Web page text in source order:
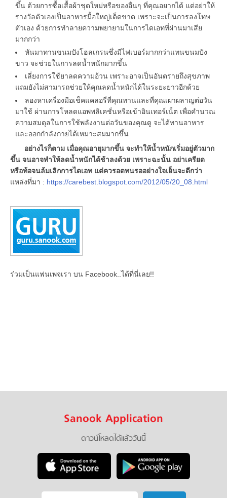
ขึ้น ด้วยการซื้อเสื้อผ้าชุดใหม่หรือของอื่นๆ ที่คุณอยากได้ แต่อย่าให้
รางวัลตัวเองเป็นอาหารมื้อใหญ่เด็ดขาด เพราะจะเป็นการลงโทษ
ตัวเอง ด้วยการทำลายความพยายามในการไดเอทที่ผ่านมาเสีย
มากกว่า
หันมาทานขนมปังโฮลเกรนซึ่งมีไฟเบอร์มากกว่าแทนขนมปัง
ขาว จะช่วยในการลดน้ำหนักมากขึ้น
เลี่ยงการใช้ยาลดความอ้วน เพราะอาจเป็นอันตรายถึงสุขภาพ
แถมยังไม่สามารถช่วยให้คุณลดน้ำหนักได้ในระยะยาวอีกด้วย
ลองหาเครื่องมือเช็คแคลอรี่ที่คุณทานและที่คุณเผาผลาญต่อวัน
มาใช้ ผ่านการโหลดแอพพลิเคชั่นหรือเข้าอินเทอร์เน็ต เพื่อคำนวณ
ความสมดุลในการใช้พลังงานต่อวันของคุณดู จะได้ทานอาหาร
และออกกำลังกายได้เหมาะสมมากขึ้น
อย่างไรก็ตาม เมื่อคุณอายุมากขึ้น จะทำให้น้ำหนักเริ่มอยู่ตัวมาก
ขึ้น จนอาจทำให้ลดน้ำหนักได้ช้าลงด้วย เพราะฉะนั้น อย่าเครียด
หรือท้อจนล้มเลิกการไดเอท แต่ควรอดทนรออย่างใจเย็นจะดีกว่า
แหล่งที่มา : https://carebest.blogspot.com/2012/05/20_08.html
ร่วมเป็นแฟนเพจเรา บน Facebook..ได้ที่นี่เลย!!
Sanook Application
ดาวน์โหลดได้แล้ววันนี้